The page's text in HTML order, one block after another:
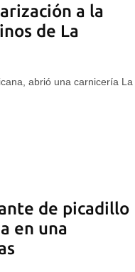
a la
de La
abrió una carnicería La
de picadillo
en una